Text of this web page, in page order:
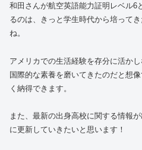
和田さんが航空英語能力証明レベル6
るのは、きっと学生時代から培って
ね。
アメリカでの生活経験を存分に活か
国際的な素養を磨いてきたのだと想
く納得できます。
また、最新の出身高校に関する情報
に更新していきたいと思います！